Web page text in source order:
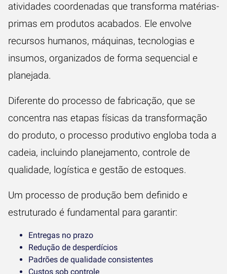
atividades coordenadas que transforma matérias-
primas em produtos acabados. Ele envolve
recursos humanos, máquinas, tecnologias e
insumos, organizados de forma sequencial e
planejada.
Diferente do processo de fabricação, que se
concentra nas etapas físicas da transformação
do produto, o processo produtivo engloba toda a
cadeia, incluindo planejamento, controle de
qualidade, logística e gestão de estoques.
Um processo de produção bem definido e
estruturado é fundamental para garantir:
Entregas no prazo
Redução de desperdícios
Padrões de qualidade consistentes
Custos sob controle